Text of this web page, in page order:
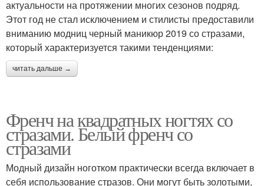
актуальности на протяжении многих сезонов подряд.
Этот год не стал исключением и стилисты предоставили
вниманию модниц черный маникюр 2019 со стразами,
который характеризуется такими тенденциями:
читать дальше →
Френч на квадратных ногтях со
стразами. Белый френч со
стразами
Модный дизайн ноготком практически всегда включает в
себя использование стразов. Они могут быть золотыми,